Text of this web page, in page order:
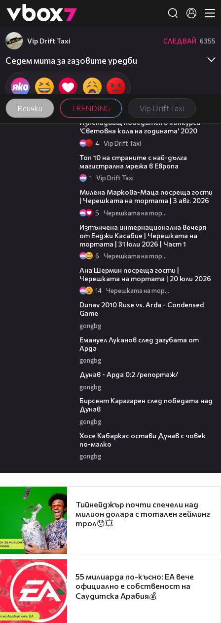
👾
Всички TRENDING Vip Drift Taxi
Vip Drift Taxi СЛЕДВАЙ 6355
Седем мита за газовите уредби
01:57
Изненадващ победител в конкурса
'Световна кола на годината' 2020
4 Vip Drift Taxi
Топ 10 на страните с най-дълга
магистрална мрежа в Европа
1 Vip Drift Taxi
Милена Маркова-Маца посреща гости
| Черешката на тортата | 3 авг. 2026
5 Черешката на тортата
Изтънчена интернационална вечеря
от Енджи Касабие | Черешката на
тортата | 31 юли 2026 | Част 1
6 Черешката на тортата
Ана Шермин посреща гости |
Черешката на тортата | 20 юли 2026
14 Черешката на тортата
Dunav 2010 Ruse vs. Arda - Condensed
Game
gongbg
Емануел Луканов след загубата от
Арда
gongbg
Дунав - Арда 0:2 /репортаж/
gongbg
Бирсент Карагарен след победата над
Дунав
gongbg
Хосе Кабаркас остави Дунав с човек
по-малко
gongbg
Тийнейджър почти спечели над
милион долара с тотален гейминг
трол😯💥
55 милиарда по-късно: EA вече
официално е собственост на
Саудитска Арабия💰